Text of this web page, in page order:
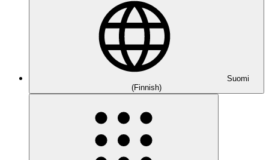
Suomi
(Finnish)